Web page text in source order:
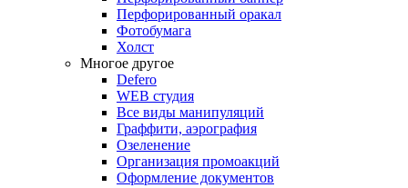
Перфорированный оракал
Фотобумага
Холст
Многое другое
Defero
WEB студия
Все виды манипуляций
Граффити, аэрография
Озеленение
Организация промоакций
Оформление документов